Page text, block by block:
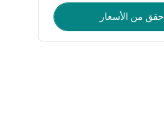
حقق من الأسعار